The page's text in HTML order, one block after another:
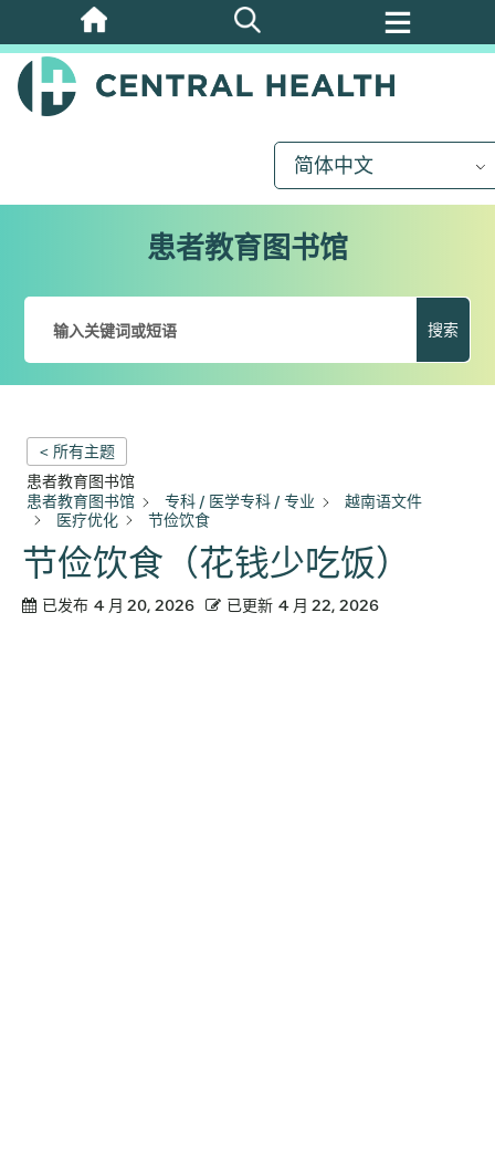
跳
至
主
简体中文
患者教育图书馆
搜索
< 所有主题
患者教育图书馆
患者教育图书馆
专科 / 医学专科 / 专业
越南语文件
医疗优化
节俭饮食
节俭饮食（花钱少吃饭）
已发布 4 月 20, 2026 已更新 4 月 22, 2026